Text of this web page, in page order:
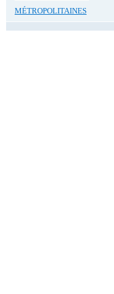
MÉTROPOLITAINES